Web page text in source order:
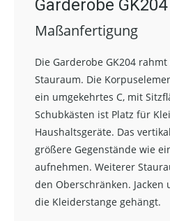
Garderobe GK204
Maßanfertigung
Die Garderobe GK204
Stauraum. Die
ein umgekehrtes C, mit
Schubkästen ist Platz für
Haushaltsgeräte. Das
größere Gegenstände wie
aufnehmen. Weiterer
den Oberschränken.
die Kleiderstange gehängt.